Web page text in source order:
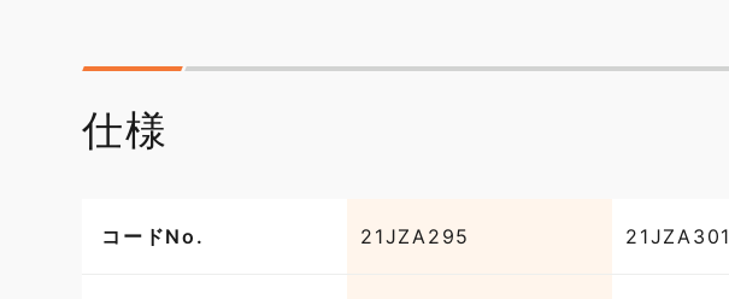
仕様
コードNo. 21JZA295 21JZA301